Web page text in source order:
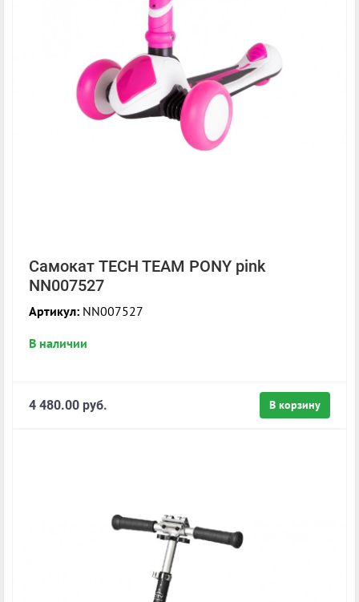
Самокат TECH TEAM PONY pink
NN007527
Артикул: NN007527
В наличии
В корзину
4 480.00 руб.